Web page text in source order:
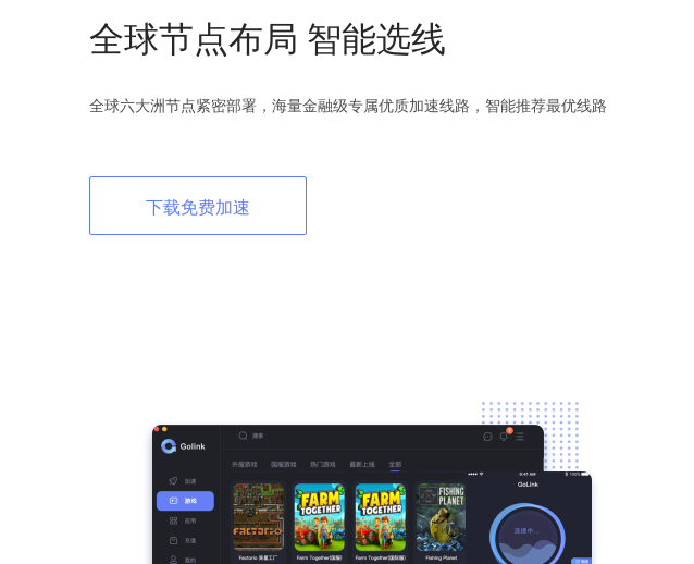
全球节点布局 智能选线
全球六大洲节点紧密部署，海量金融级专属优质加速线路，智能推荐最优线路
下载免费加速